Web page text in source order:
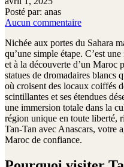
Posté par: anas
Aucun commentaire
Nichée aux portes du Sahara
qu’une simple étape. C’est
et à la découverte d’un Maroc
statues de dromadaires blancs
où croisent des locaux coiffés
scintillantes et ses étendues
une immersion totale dans la
région unique en toute liberté,
Tan-Tan avec Anascars, votre
Maroc de confiance.